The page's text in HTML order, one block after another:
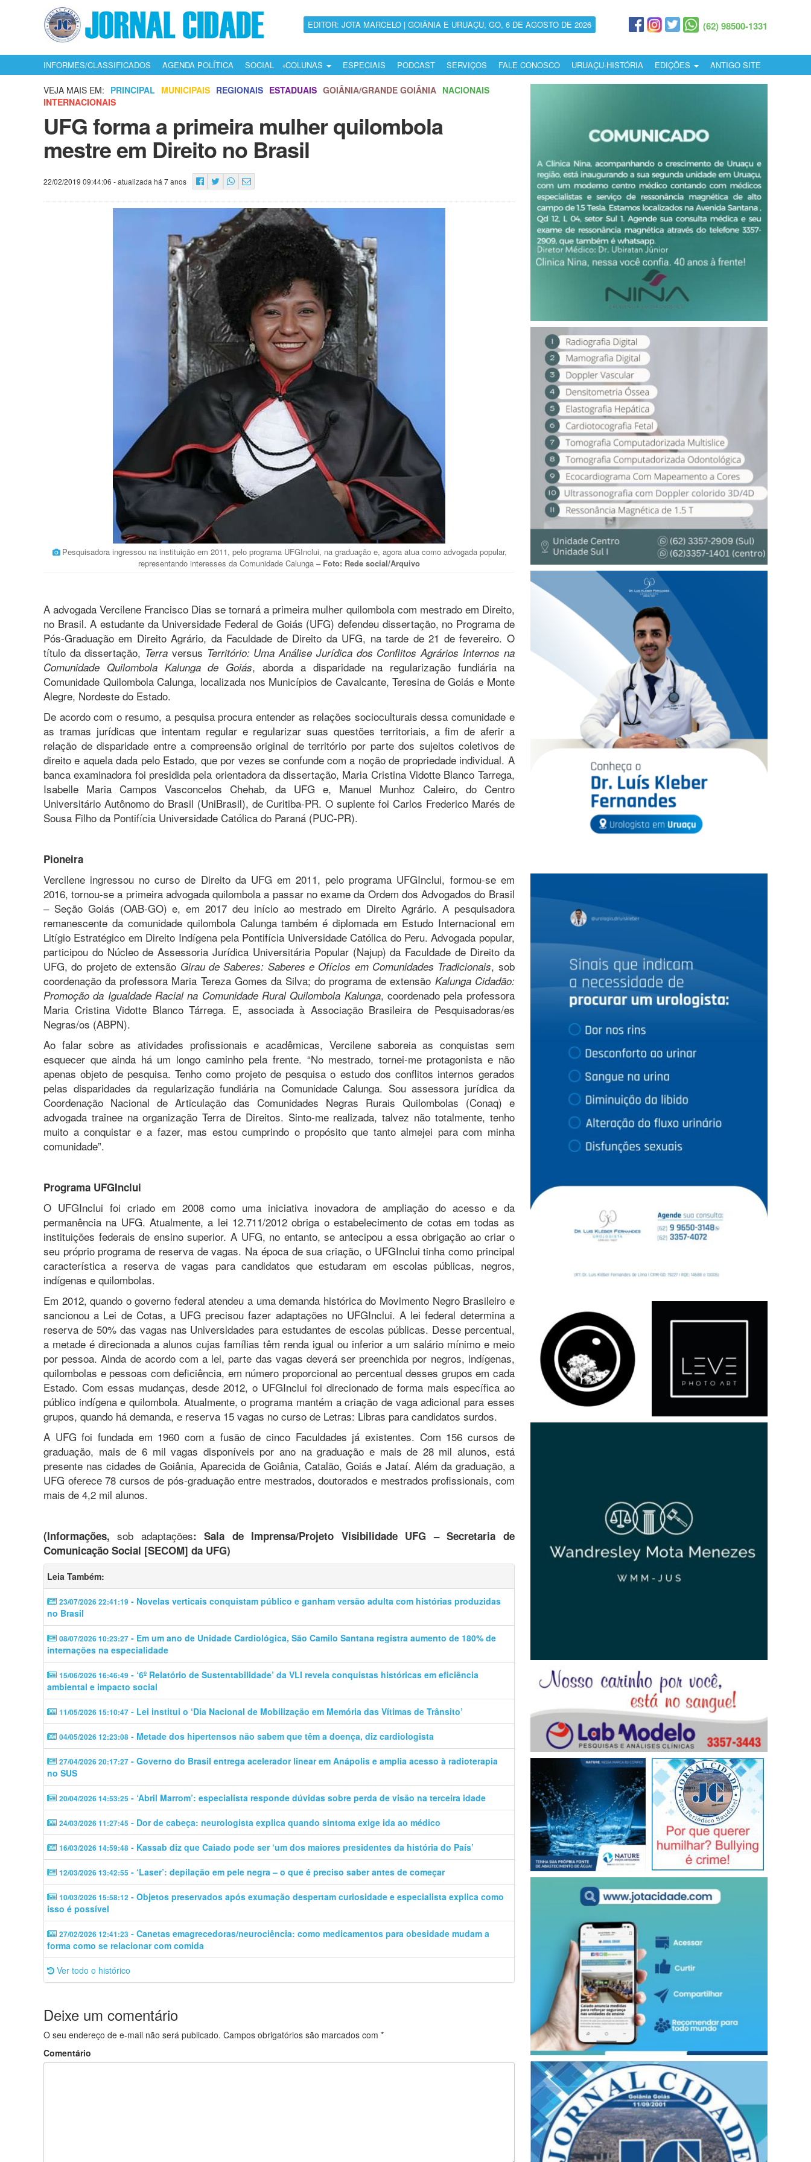
EDITOR: JOTA MARCELO | GOIÂNIA E URUAÇU, GO, 6 DE AGOSTO DE 2026 (62) 98500-1331
INFORMES/CLASSIFICADOS AGENDA POLÍTICA SOCIAL COLUNAS ESPECIAIS PODCAST SERVIÇOS FALE CONOSCO URUAÇU-HISTÓRIA EDIÇÕES ANTIGO SITE
VEJA MAIS EM: PRINCIPAL MUNICIPAIS REGIONAIS ESTADUAIS GOIÂNIA/GRANDE GOIÂNIA NACIONAIS
INTERNACIONAIS
UFG forma a primeira mulher quilombola
mestre em Direito no Brasil
22/02/2019 09:44:06 - atualizada há 7 anos
Pesquisadora ingressou na instituição em 2011, pelo programa UFGInclui, na graduação e, agora atua como advogada popular,
representando interesses da Comunidade Calunga – Foto: Rede social/Arquivo
A advogada Vercilene Francisco Dias se tornará a primeira mulher quilombola com mestrado em Direito,
no Brasil. A estudante da Universidade Federal de Goiás (UFG) defendeu dissertação, no Programa de
Pós-Graduação em Direito Agrário, da Faculdade de Direito da UFG, na tarde de 21 de fevereiro. O
título da dissertação, Terra versus Território: Uma Análise Jurídica dos Conflitos Agrários Internos na
Comunidade Quilombola Kalunga de Goiás, aborda a disparidade na regularização fundiária na
Comunidade Quilombola Calunga, localizada nos Municípios de Cavalcante, Teresina de Goiás e Monte
Alegre, Nordeste do Estado.
De acordo com o resumo, a pesquisa procura entender as relações socioculturais dessa comunidade e
as tramas jurídicas que intentam regular e regularizar suas questões territoriais, a fim de aferir a
relação de disparidade entre a compreensão original de território por parte dos sujeitos coletivos de
direito e aquela dada pelo Estado, que por vezes se confunde com a noção de propriedade individual. A
banca examinadora foi presidida pela orientadora da dissertação, Maria Cristina Vidotte Blanco Tarrega,
Isabelle Maria Campos Vasconcelos Chehab, da UFG e, Manuel Munhoz Caleiro, do Centro
Universitário Autônomo do Brasil (UniBrasil), de Curitiba-PR. O suplente foi Carlos Frederico Marés de
Sousa Filho da Pontifícia Universidade Católica do Paraná (PUC-PR).
Pioneira
Vercilene ingressou no curso de Direito da UFG em 2011, pelo programa UFGInclui, formou-se em
2016, tornou-se a primeira advogada quilombola a passar no exame da Ordem dos Advogados do Brasil
– Seção Goiás (OAB-GO) e, em 2017 deu início ao mestrado em Direito Agrário. A pesquisadora
remanescente da comunidade quilombola Calunga também é diplomada em Estudo Internacional em
Litígio Estratégico em Direito Indígena pela Pontifícia Universidade Católica do Peru. Advogada popular,
participou do Núcleo de Assessoria Jurídica Universitária Popular (Najup) da Faculdade de Direito da
UFG, do projeto de extensão Girau de Saberes: Saberes e Ofícios em Comunidades Tradicionais, sob
coordenação da professora Maria Tereza Gomes da Silva; do programa de extensão Kalunga Cidadão:
Promoção da Igualdade Racial na Comunidade Rural Quilombola Kalunga, coordenado pela professora
Maria Cristina Vidotte Blanco Tárrega. E, associada à Associação Brasileira de Pesquisadoras/es
Negras/os (ABPN).
Ao falar sobre as atividades profissionais e acadêmicas, Vercilene saboreia as conquistas sem
esquecer que ainda há um longo caminho pela frente. “No mestrado, tornei-me protagonista e não
apenas objeto de pesquisa. Tenho como projeto de pesquisa o estudo dos conflitos internos gerados
pelas disparidades da regularização fundiária na Comunidade Calunga. Sou assessora jurídica da
Coordenação Nacional de Articulação das Comunidades Negras Rurais Quilombolas (Conaq) e
advogada trainee na organização Terra de Direitos. Sinto-me realizada, talvez não totalmente, tenho
muito a conquistar e a fazer, mas estou cumprindo o propósito que tanto almejei para com minha
comunidade”.
Programa UFGInclui
O UFGInclui foi criado em 2008 como uma iniciativa inovadora de ampliação do acesso e da
permanência na UFG. Atualmente, a lei 12.711/2012 obriga o estabelecimento de cotas em todas as
instituições federais de ensino superior. A UFG, no entanto, se antecipou a essa obrigação ao criar o
seu próprio programa de reserva de vagas. Na época de sua criação, o UFGInclui tinha como principal
característica a reserva de vagas para candidatos que estudaram em escolas públicas, negros,
indígenas e quilombolas.
Em 2012, quando o governo federal atendeu a uma demanda histórica do Movimento Negro Brasileiro e
sancionou a Lei de Cotas, a UFG precisou fazer adaptações no UFGInclui. A lei federal determina a
reserva de 50% das vagas nas Universidades para estudantes de escolas públicas. Desse percentual,
a metade é direcionada a alunos cujas famílias têm renda igual ou inferior a um salário mínimo e meio
por pessoa. Ainda de acordo com a lei, parte das vagas deverá ser preenchida por negros, indígenas,
quilombolas e pessoas com deficiência, em número proporcional ao percentual desses grupos em cada
Estado. Com essas mudanças, desde 2012, o UFGInclui foi direcionado de forma mais específica ao
público indígena e quilombola. Atualmente, o programa mantém a criação de vaga adicional para esses
grupos, quando há demanda, e reserva 15 vagas no curso de Letras: Libras para candidatos surdos.
A UFG foi fundada em 1960 com a fusão de cinco Faculdades já existentes. Com 156 cursos de
graduação, mais de 6 mil vagas disponíveis por ano na graduação e mais de 28 mil alunos, está
presente nas cidades de Goiânia, Aparecida de Goiânia, Catalão, Goiás e Jataí. Além da graduação, a
UFG oferece 78 cursos de pós-graduação entre mestrados, doutorados e mestrados profissionais, com
mais de 4,2 mil alunos.
(Informações, sob adaptações: Sala de Imprensa/Projeto Visibilidade UFG – Secretaria de
Comunicação Social [SECOM] da UFG)
Leia Também:
23/07/2026 22:41:19 - Novelas verticais conquistam público e ganham versão adulta com histórias produzidas
no Brasil
08/07/2026 10:23:27 - Em um ano de Unidade Cardiológica, São Camilo Santana registra aumento de 180% de
internações na especialidade
15/06/2026 16:46:49 - ‘6º Relatório de Sustentabilidade’ da VLI revela conquistas históricas em eficiência
ambiental e impacto social
11/05/2026 15:10:47 - Lei institui o ‘Dia Nacional de Mobilização em Memória das Vítimas de Trânsito’
04/05/2026 12:23:08 - Metade dos hipertensos não sabem que têm a doença, diz cardiologista
27/04/2026 20:17:27 - Governo do Brasil entrega acelerador linear em Anápolis e amplia acesso à radioterapia
no SUS
20/04/2026 14:53:25 - ‘Abril Marrom’: especialista responde dúvidas sobre perda de visão na terceira idade
24/03/2026 11:27:45 - Dor de cabeça: neurologista explica quando sintoma exige ida ao médico
16/03/2026 14:59:48 - Kassab diz que Caiado pode ser ‘um dos maiores presidentes da história do País’
12/03/2026 13:42:55 - ‘Laser’: depilação em pele negra – o que é preciso saber antes de começar
10/03/2026 15:58:12 - Objetos preservados após exumação despertam curiosidade e especialista explica como
isso é possível
27/02/2026 12:41:23 - Canetas emagrecedoras/neurociência: como medicamentos para obesidade mudam a
forma como se relacionar com comida
Ver todo o histórico
Deixe um comentário
O seu endereço de e-mail não será publicado. Campos obrigatórios são marcados com *
Comentário